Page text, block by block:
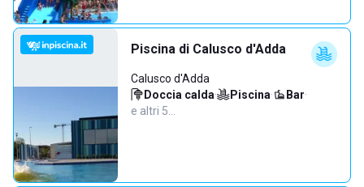
Piscina di Calusco d'Adda
Calusco d'Adda
Doccia calda· Piscina· Bar·
e altri 5…